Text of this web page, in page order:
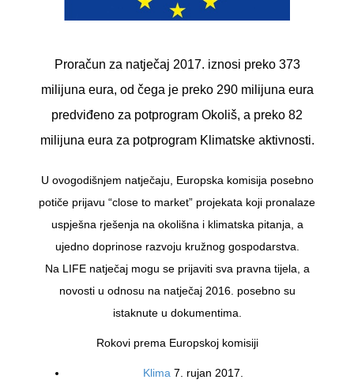
Proračun za natječaj 2017. iznosi preko 373
milijuna eura, od čega je preko 290 milijuna eura
predviđeno za potprogram Okoliš, a preko 82
milijuna eura za potprogram Klimatske aktivnosti.
U ovogodišnjem natječaju, Europska komisija posebno
potiče prijavu “close to market” projekata koji pronalaze
uspješna rješenja na okolišna i klimatska pitanja, a
ujedno doprinose razvoju kružnog gospodarstva.
Na LIFE natječaj mogu se prijaviti sva pravna tijela, a
novosti u odnosu na natječaj 2016. posebno su
istaknute u dokumentima.
Rokovi prema Europskoj komisiji
Klima7. rujan 2017.